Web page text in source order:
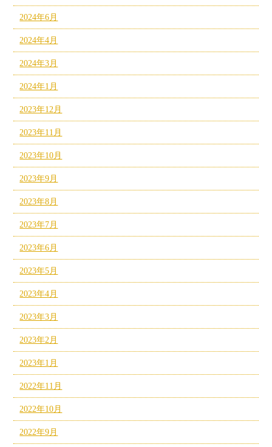
2024年6月
2024年4月
2024年3月
2024年1月
2023年12月
2023年11月
2023年10月
2023年9月
2023年8月
2023年7月
2023年6月
2023年5月
2023年4月
2023年3月
2023年2月
2023年1月
2022年11月
2022年10月
2022年9月